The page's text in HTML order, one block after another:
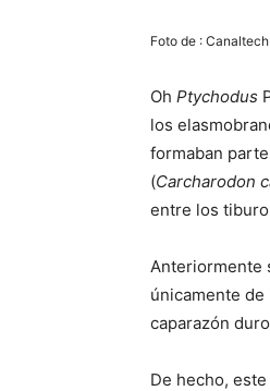
Foto de : Canaltech
Oh Ptychodus
los
formaban
(Carcharodon
entre los
Anteriormente
únicamente
caparazón
De hecho,